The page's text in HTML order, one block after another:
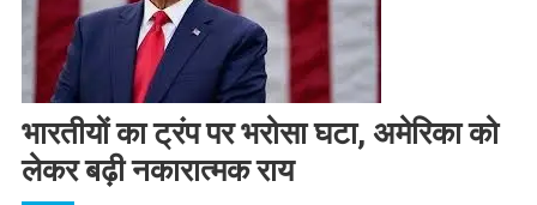
भारतीयों का ट्रंप पर भरोसा घटा, अमेरिका को
लेकर बढ़ी नकारात्मक राय